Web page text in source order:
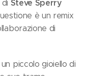
Steve Sperry
è un remix
di
piccolo gioiello di